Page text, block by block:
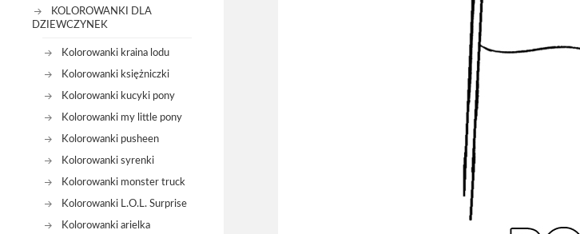
KOLOROWANKI DLA
DZIEWCZYNEK
Kolorowanki kraina lodu
Kolorowanki księżniczki
Kolorowanki kucyki pony
Kolorowanki my little pony
Kolorowanki pusheen
Kolorowanki syrenki
Kolorowanki monster truck
Kolorowanki L.O.L. Surprise
Kolorowanki arielka